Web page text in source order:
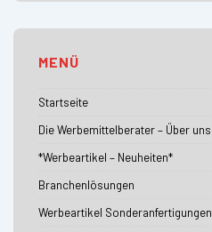
MENÜ
Startseite
Die Werbemittelberater – Über uns
*Werbeartikel – Neuheiten*
Branchenlösungen
Werbeartikel Sonderanfertigungen